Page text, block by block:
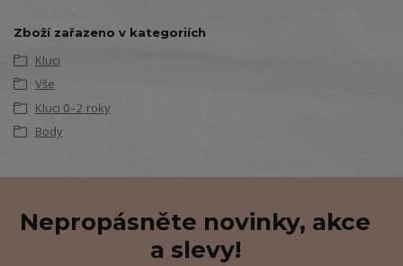
Zboží zařazeno v kategoriích
Kluci
Vše
Kluci 0–2 roky
Body
Nepropásněte novinky, akce
a slevy!